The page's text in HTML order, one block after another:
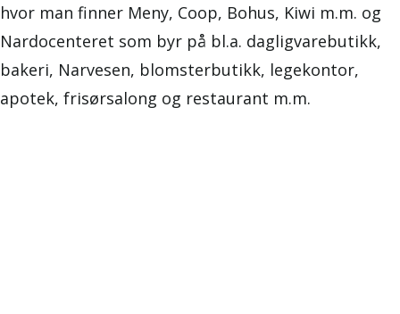
hvor man finner Meny, Coop, Bohus, Kiwi m.m. og
Nardocenteret som byr på bl.a. dagligvarebutikk,
bakeri, Narvesen, blomsterbutikk, legekontor,
apotek, frisørsalong og restaurant m.m.